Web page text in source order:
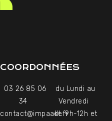
COORDONNÉES
03 26 85 06
34
contact@impaakt.fr
du Lundi au
Vendredi
de 9h-12h et